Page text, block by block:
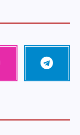
Telegram
Follow